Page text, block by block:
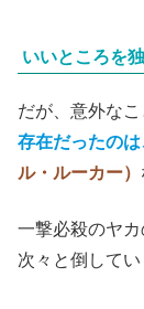
いいところを
だが、意外な
存在だったの
ル・ルーカー）
一撃必殺のヤ
次々と倒してい